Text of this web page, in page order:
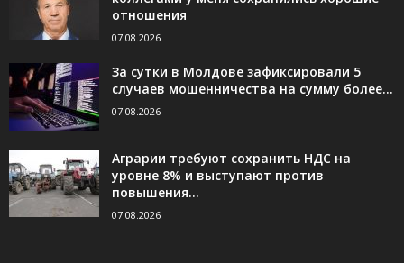
отношения
07.08.2026
За сутки в Молдове зафиксировали 5
случаев мошенничества на сумму более...
07.08.2026
Аграрии требуют сохранить НДС на
уровне 8% и выступают против
повышения...
07.08.2026